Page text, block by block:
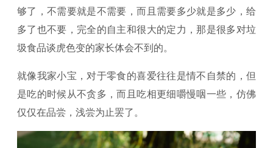
够了，不需要就是不需要，而且需要多少就是多少，给
多了也不要，完全的自主和很大的定力，那是很多对垃
圾食品谈虎色变的家长体会不到的。
就像我家小宝，对于零食的喜爱往往是情不自禁的，但
是吃的时候从不贪多，而且吃相更细嚼慢咽一些，仿佛
仅仅在品尝，浅尝为止罢了。